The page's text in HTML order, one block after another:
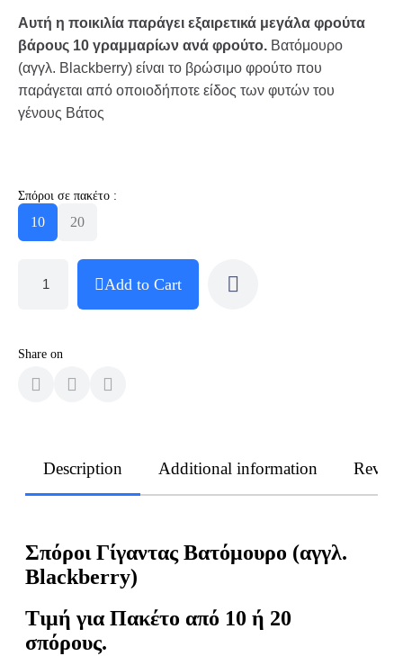
Αυτή η ποικιλία παράγει εξαιρετικά μεγάλα φρούτα
βάρους 10 γραμμαρίων ανά φρούτο. Βατόμουρο
(αγγλ. Blackberry) είναι το βρώσιμο φρούτο που
παράγεται από οποιοδήποτε είδος των φυτών του
γένους Βάτος
Σπόροι σε πακέτο :
10 20
Add to Cart
Share on
Description Additional information
Σπόροι Γίγαντας Βατόμουρο (αγγλ.
Blackberry)
Τιμή για Πακέτο από 10 ή 20
σπόρους.